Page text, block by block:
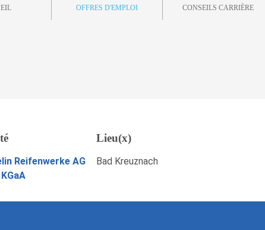
OFFRES D'EMPLOI CONSEILS CARRIÈRE
POSTULEZ MAINTENANT
Reifenwerke AG
Lieu(x)
Bad Kreuznach